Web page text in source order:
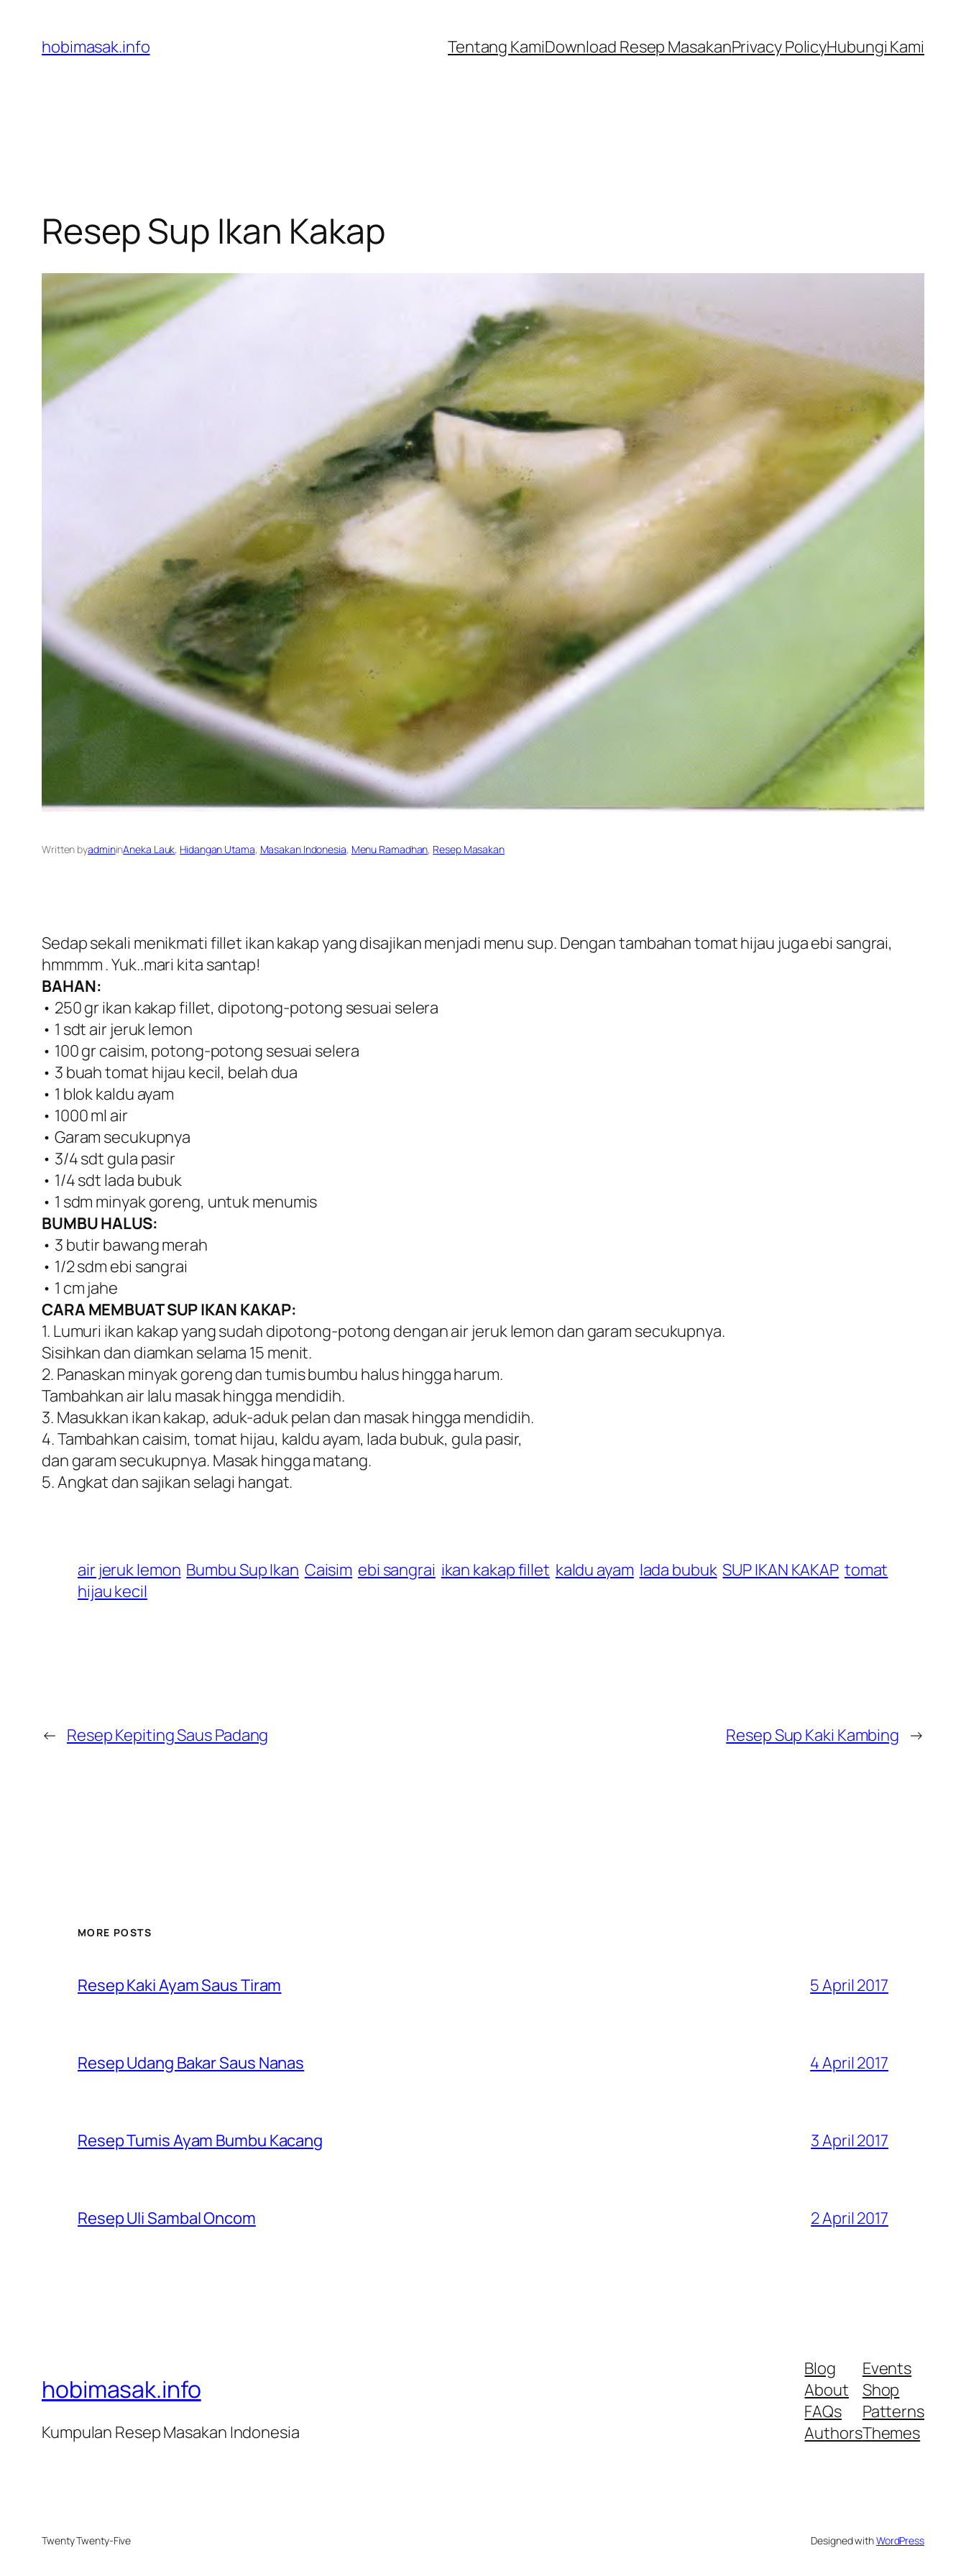
content
hobimasak.info Tentang KamiDownload Resep MasakanPrivacy PolicyHubungi Kami
Resep Sup Ikan Kakap
Written byadmininAneka Lauk, Hidangan Utama, Masakan Indonesia, Menu Ramadhan, Resep Masakan
Sedap sekali menikmati fillet ikan kakap yang disajikan menjadi menu sup. Dengan tambahan tomat hijau juga ebi sangrai,
hmmmm . Yuk..mari kita santap!
BAHAN:
• 250 gr ikan kakap fillet, dipotong-potong sesuai selera
• 1 sdt air jeruk lemon
• 100 gr caisim, potong-potong sesuai selera
• 3 buah tomat hijau kecil, belah dua
• 1 blok kaldu ayam
• 1000 ml air
• Garam secukupnya
• 3/4 sdt gula pasir
• 1/4 sdt lada bubuk
• 1 sdm minyak goreng, untuk menumis
BUMBU HALUS:
• 3 butir bawang merah
• 1/2 sdm ebi sangrai
• 1 cm jahe
CARA MEMBUAT SUP IKAN KAKAP:
1. Lumuri ikan kakap yang sudah dipotong-potong dengan air jeruk lemon dan garam secukupnya.
Sisihkan dan diamkan selama 15 menit.
2. Panaskan minyak goreng dan tumis bumbu halus hingga harum.
Tambahkan air lalu masak hingga mendidih.
3. Masukkan ikan kakap, aduk-aduk pelan dan masak hingga mendidih.
4. Tambahkan caisim, tomat hijau, kaldu ayam, lada bubuk, gula pasir,
dan garam secukupnya. Masak hingga matang.
5. Angkat dan sajikan selagi hangat.
air jeruk lemon Bumbu Sup Ikan Caisim ebi sangrai ikan kakap fillet kaldu ayam lada bubuk SUP IKAN KAKAP tomat
hijau kecil
← Resep Kepiting Saus Padang Resep Sup Kaki Kambing →
MORE POSTS
Resep Kaki Ayam Saus Tiram 5 April 2017
Resep Udang Bakar Saus Nanas 4 April 2017
Resep Tumis Ayam Bumbu Kacang 3 April 2017
Resep Uli Sambal Oncom 2 April 2017
hobimasak.info
Kumpulan Resep Masakan Indonesia
Blog
About
FAQs
Authors
Events
Shop
Patterns
Themes
Twenty Twenty-Five Designed withWordPress